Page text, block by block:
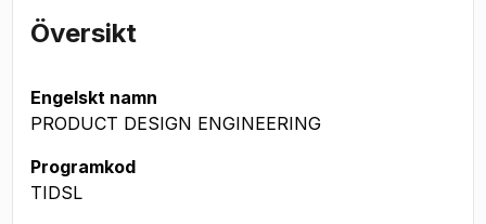
Översikt
Engelskt namn
PRODUCT DESIGN ENGINEERING
Programkod
TIDSL